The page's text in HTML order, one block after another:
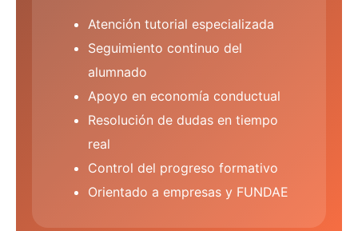
Atención tutorial especializada
Seguimiento continuo del
alumnado
Apoyo en economía conductual
Resolución de dudas en tiempo
real
Control del progreso formativo
Orientado a empresas y FUNDAE